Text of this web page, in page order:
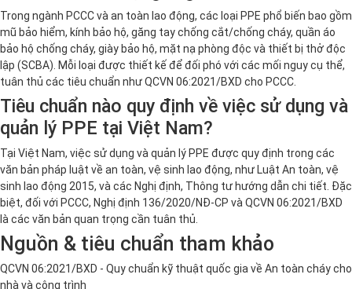
Trong ngành PCCC và an toàn lao động, các loại PPE phổ biến bao gồm
mũ bảo hiểm, kính bảo hộ, găng tay chống cắt/chống cháy, quần áo
bảo hộ chống cháy, giày bảo hộ, mặt nạ phòng độc và thiết bị thở độc
lập (SCBA). Mỗi loại được thiết kế để đối phó với các mối nguy cụ thể,
tuân thủ các tiêu chuẩn như QCVN 06:2021/BXD cho PCCC.
Tiêu chuẩn nào quy định về việc sử dụng và
quản lý PPE tại Việt Nam?
Tại Việt Nam, việc sử dụng và quản lý PPE được quy định trong các
văn bản pháp luật về an toàn, vệ sinh lao động, như Luật An toàn, vệ
sinh lao động 2015, và các Nghị định, Thông tư hướng dẫn chi tiết. Đặc
biệt, đối với PCCC, Nghị định 136/2020/NĐ-CP và QCVN 06:2021/BXD
là các văn bản quan trọng cần tuân thủ.
Nguồn & tiêu chuẩn tham khảo
QCVN 06:2021/BXD - Quy chuẩn kỹ thuật quốc gia về An toàn cháy cho
nhà và công trình